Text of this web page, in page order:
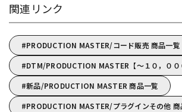
関連リンク
PRODUCTION MASTER/コード販売 商品一覧
DTM/PRODUCTION MASTER【～１０，００
新品/PRODUCTION MASTER 商品一覧
PRODUCTION MASTER/プラグインその他 商